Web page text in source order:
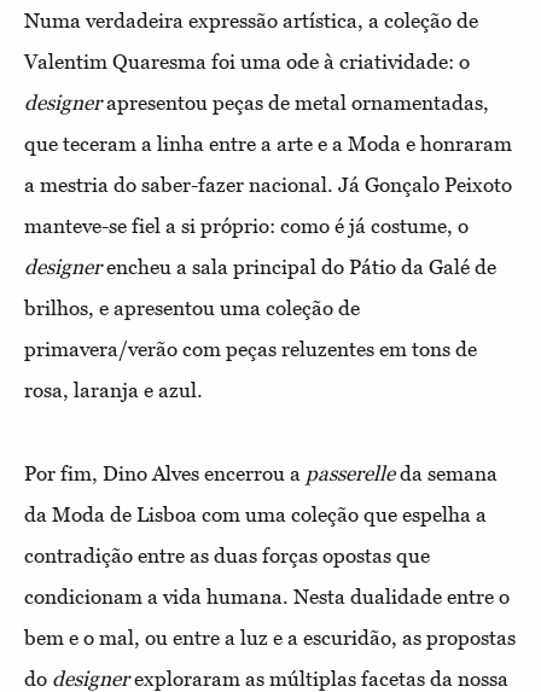
Numa verdadeira expressão artística, a coleção de
Valentim Quaresma foi uma ode à criatividade: o
designerapresentou peças de metal ornamentadas,
que teceram a linha entre a arte e a Moda e honraram
a mestria do saber-fazer nacional. Já Gonçalo Peixoto
manteve-se fiel a si próprio: como é já costume, o
designerencheu a sala principal do Pátio da Galé de
brilhos, e apresentou uma coleção de
primavera/verão com peças reluzentes em tons de
rosa, laranja e azul.
Por fim, Dino Alves encerrou a passerelleda semana
da Moda de Lisboa com uma coleção que espelha a
contradição entre as duas forças opostas que
condicionam a vida humana. Nesta dualidade entre o
bem e o mal, ou entre a luz e a escuridão, as propostas
do designerexploraram as múltiplas facetas da nossa